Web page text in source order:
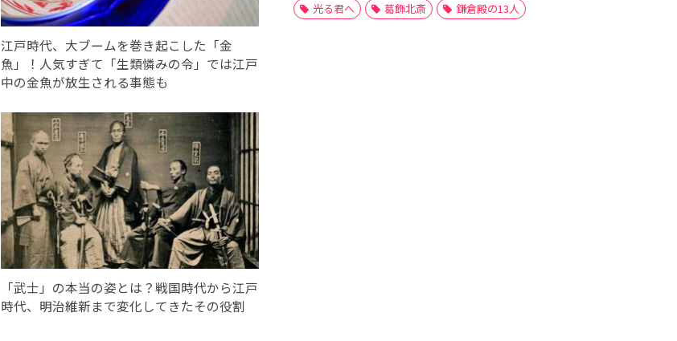
江戸時代、大ブームを巻き起こした「金
魚」！人気すぎて「生類憐みの令」では江戸
中の金魚が放生される事態も
「武士」の本当の姿とは？戦国時代から江戸
時代、明治維新まで変化してきたその役割
光る君へ
葛飾北斎 鎌倉殿の13人